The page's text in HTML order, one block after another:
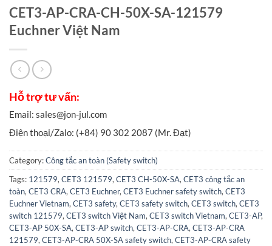
CET3-AP-CRA-CH-50X-SA-121579
Euchner Việt Nam
Category:Công tắc an toàn (Safety switch)
Tags: 121579,CET3 121579,CET3 CH-50X-SA,CET3 công tắc an
toàn,CET3 CRA,CET3 Euchner,CET3 Euchner safety switch,CET3
Euchner Vietnam,CET3 safety,CET3 safety switch,CET3 switch,CET3
switch 121579,CET3 switch Việt Nam,CET3 switch Vietnam,CET3-AP,
CET3-AP 50X-SA,CET3-AP switch,CET3-AP-CRA,CET3-AP-CRA
121579,CET3-AP-CRA 50X-SA safety switch,CET3-AP-CRA safety